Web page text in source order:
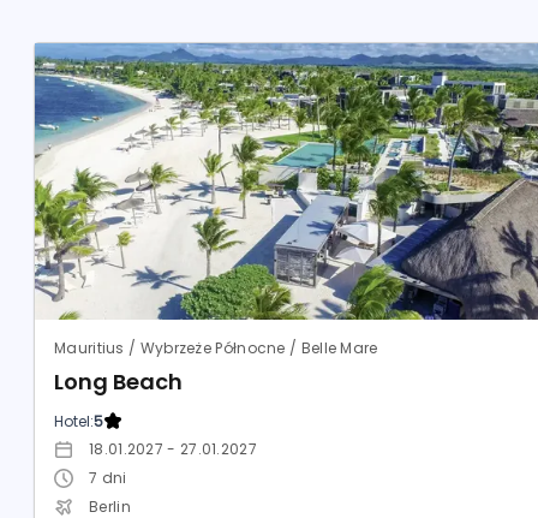
Mauritius / Wybrzeże Północne / Belle Mare
Long Beach
Hotel:5
18.01.2027 - 27.01.2027
7 dni
Berlin